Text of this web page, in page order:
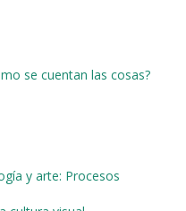
se cuentan las cosas?
y arte: Procesos